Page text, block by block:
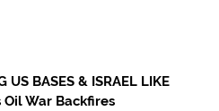
BASES & ISRAEL LIKE
Oil War Backfires